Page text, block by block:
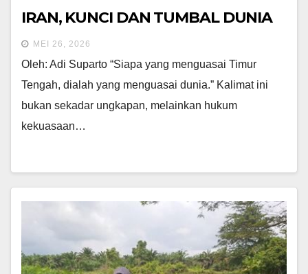
IRAN, KUNCI DAN TUMBAL DUNIA
MEI 26, 2026
Oleh: Adi Suparto “Siapa yang menguasai Timur
Tengah, dialah yang menguasai dunia.” Kalimat ini
bukan sekadar ungkapan, melainkan hukum
kekuasaan…